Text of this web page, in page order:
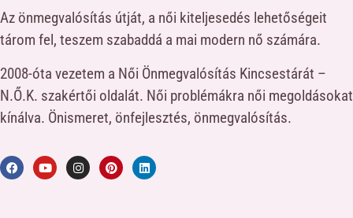
Az önmegvalósítás útját, a női kiteljesedés lehetőségeit
tárom fel, teszem szabaddá a mai modern nő számára.
2008-óta vezetem a Női Önmegvalósítás Kincsestárát –
N.Ő.K. szakértői oldalát. Női problémákra női megoldásokat
kínálva. Önismeret, önfejlesztés, önmegvalósítás.